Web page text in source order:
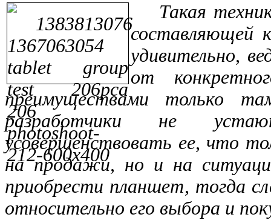
Такая
составляющей
удивительно,
от
преимуществами только
разработчики не
усовершенствовать ее, что
на продажи, но и на
приобрести планшет, тогда
относительно его выбора и